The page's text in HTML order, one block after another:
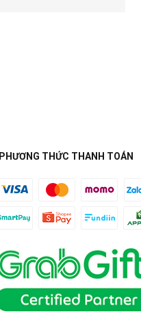
PHƯƠNG THỨC THANH TOÁN